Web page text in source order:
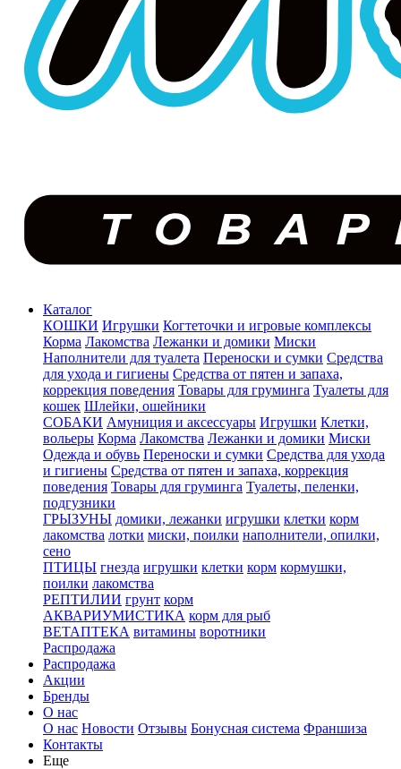
Каталог
КОШКИ Игрушки Когтеточки и игровые комплексы
Корма Лакомства Лежанки и домики Миски
Наполнители для туалета Переноски и сумки Средства
для ухода и гигиены Средства от пятен и запаха,
коррекция поведения Товары для груминга Туалеты для
кошек Шлейки, ошейники
СОБАКИ Амуниция и аксессуары Игрушки Клетки,
вольеры Корма Лакомства Лежанки и домики Миски
Одежда и обувь Переноски и сумки Средства для ухода
и гигиены Средства от пятен и запаха, коррекция
поведения Товары для груминга Туалеты, пеленки,
подгузники
ГРЫЗУНЫ домики, лежанки игрушки клетки корм
лакомства лотки миски, поилки наполнители, опилки,
сено
ПТИЦЫ гнезда игрушки клетки корм кормушки,
поилки лакомства
РЕПТИЛИИ грунт корм
АКВАРИУМИСТИКА корм для рыб
ВЕТАПТЕКА витамины воротники
Распродажа
Распродажа
Акции
Бренды
О нас
О нас Новости Отзывы Бонусная система Франшиза
Контакты
Еще